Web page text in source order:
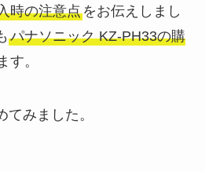
時の注意点をお伝えしまし
パナソニック KZ-PH33の購
す。
みました。